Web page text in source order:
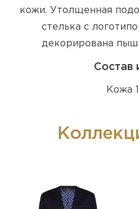
кожи. Утолщенная
стелька с
декорирована
Состав
Кожа